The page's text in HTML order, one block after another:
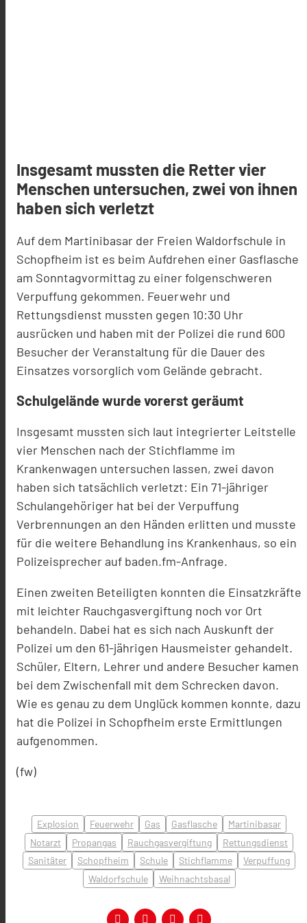
Insgesamt mussten die Retter vier
Menschen untersuchen, zwei von ihnen
haben sich verletzt
Auf dem Martinibasar der Freien Waldorfschule in
Schopfheim ist es beim Aufdrehen einer Gasflasche
am Sonntagvormittag zu einer folgenschweren
Verpuffung gekommen. Feuerwehr und
Rettungsdienst mussten gegen 10:30 Uhr
ausrücken und haben mit der Polizei die rund 600
Besucher der Veranstaltung für die Dauer des
Einsatzes vorsorglich vom Gelände gebracht.
Schulgelände wurde vorerst geräumt
Insgesamt mussten sich laut integrierter Leitstelle
vier Menschen nach der Stichflamme im
Krankenwagen untersuchen lassen, zwei davon
haben sich tatsächlich verletzt: Ein 71-jähriger
Schulangehöriger hat bei der Verpuffung
Verbrennungen an den Händen erlitten und musste
für die weitere Behandlung ins Krankenhaus, so ein
Polizeisprecher auf baden.fm-Anfrage.
Einen zweiten Beteiligten konnten die Einsatzkräfte
mit leichter Rauchgasvergiftung noch vor Ort
behandeln. Dabei hat es sich nach Auskunft der
Polizei um den 61-jährigen Hausmeister gehandelt.
Schüler, Eltern, Lehrer und andere Besucher kamen
bei dem Zwischenfall mit dem Schrecken davon.
Wie es genau zu dem Unglück kommen konnte, dazu
hat die Polizei in Schopfheim erste Ermittlungen
aufgenommen.
(fw)
Explosion Feuerwehr Gas Gasflasche
Martinibasar
Notarzt
Propangas Rauchgasvergiftung
Rettungsdienst
Sanitäter
Schopfheim Schule Stichflamme
Verpuffung
Waldorfschule
Weihnachtsbasal